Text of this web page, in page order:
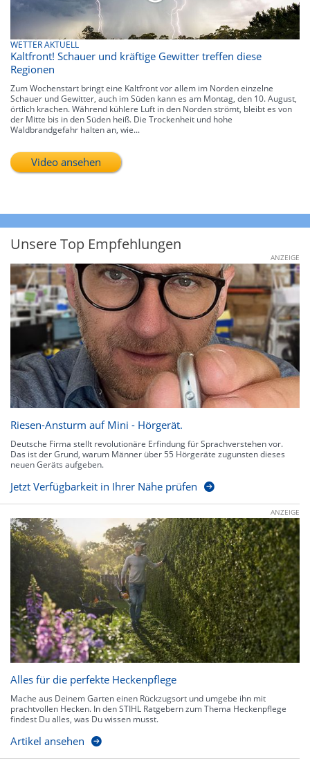
WETTER AKTUELL
Kaltfront! Schauer und kräftige Gewitter treffen diese
Regionen
Zum Wochenstart bringt eine Kaltfront vor allem im Norden einzelne
Schauer und Gewitter, auch im Süden kann es am Montag, den 10. August,
örtlich krachen. Während kühlere Luft in den Norden strömt, bleibt es von
der Mitte bis in den Süden heiß. Die Trockenheit und hohe
Waldbrandgefahr halten an, wie...
Video ansehen
Unsere Top Empfehlungen
ANZEIGE
Riesen-Ansturm auf Mini - Hörgerät.
Deutsche Firma stellt revolutionäre Erfindung für Sprachverstehen vor.
Das ist der Grund, warum Männer über 55 Hörgeräte zugunsten dieses
neuen Geräts aufgeben.
Jetzt Verfügbarkeit in Ihrer Nähe prüfen
ANZEIGE
Alles für die perfekte Heckenpflege
Mache aus Deinem Garten einen Rückzugsort und umgebe ihn mit
prachtvollen Hecken. In den STIHL Ratgebern zum Thema Heckenpflege
findest Du alles, was Du wissen musst.
Artikel ansehen